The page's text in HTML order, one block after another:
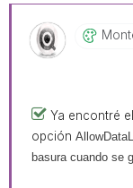
Ya encontré
opción
basura cuando se